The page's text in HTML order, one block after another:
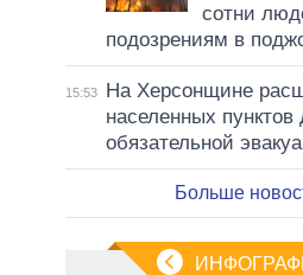
сотни
подозрениям в
15:53
На Херсонщине
населенных пунктов
обязательной
Больше